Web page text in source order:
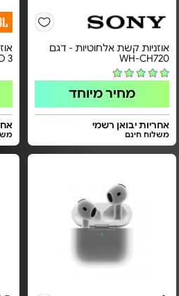
אוזניות קשת אלחוטיות - דגם
WH-CH720
מחיר מיוחד
אחריות יבואן רשמי
משלוח חינם
3